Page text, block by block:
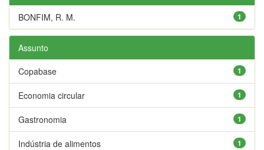
1
BONFIM, R. M.
Assunto
1
Copabase
1
Economia circular
1
Gastronomia
1
Indústria de alimentos